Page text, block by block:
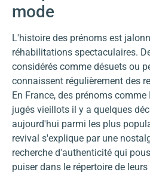
mode
L'histoire des prénoms est
réhabilitations spectaculaires.
considérés comme désuets ou
connaissent régulièrement des
En France, des prénoms
jugés vieillots il y a quelques
aujourd'hui parmi les plus
revival s'explique par une
recherche d'authenticité qui
puiser dans le répertoire de